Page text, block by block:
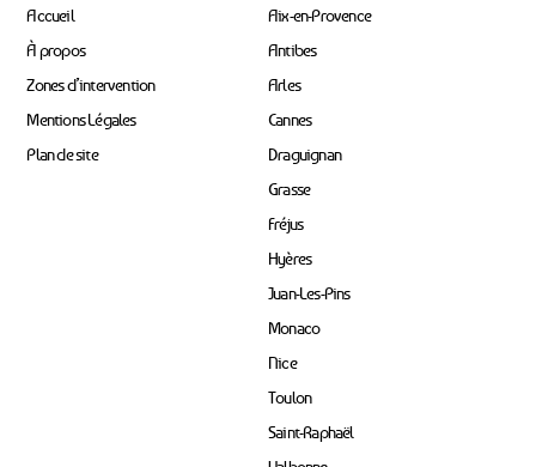
Accueil
À propos
Zones d’intervention
Mentions Légales
Plan de site
Aix-en-Provence
Antibes
Arles
Cannes
Draguignan
Grasse
Fréjus
Hyères
Juan-Les-Pins
Monaco
Nice
Toulon
Saint-Raphaël